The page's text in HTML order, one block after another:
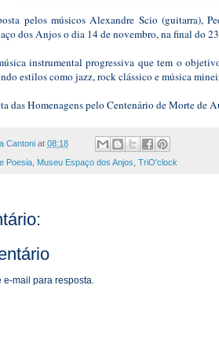
pelos músicos Alexandre Scio (guitarra),
dos Anjos o dia 14 de novembro, na final do
instrumental progressiva que tem o
estilos como jazz, rock clássico e música
das Homenagens pelo Centenário de Morte de
Cantoni at 08:18
Poesia Museu Espaço dos Anjos TriO'clock
e-mail para resposta.